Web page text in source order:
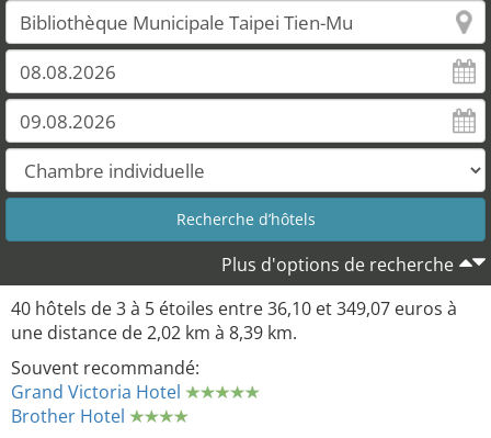
Plus d'options de recherche
40 hôtels de 3 à 5 étoiles entre 36,10 et 349,07 euros à
une distance de 2,02 km à 8,39 km.
Souvent recommandé:
Grand Victoria Hotel
Brother Hotel